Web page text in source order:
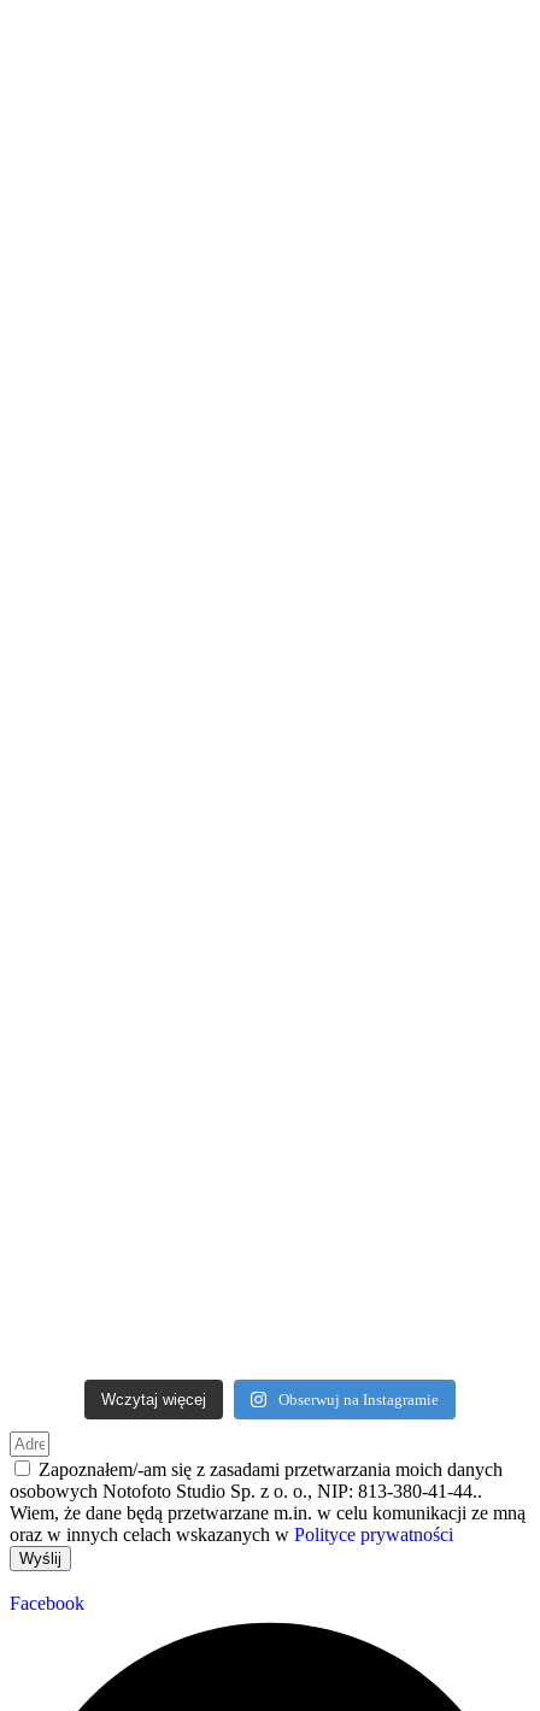
Wczytaj więcej Obserwuj na Instagramie
Zapoznałem/-am się z zasadami przetwarzania moich danych
osobowych Notofoto Studio Sp. z o. o., NIP: 813-380-41-44..
Wiem, że dane będą przetwarzane m.in. w celu komunikacji ze mną
oraz w innych celach wskazanych w Polityce prywatności
Wyślij
Facebook